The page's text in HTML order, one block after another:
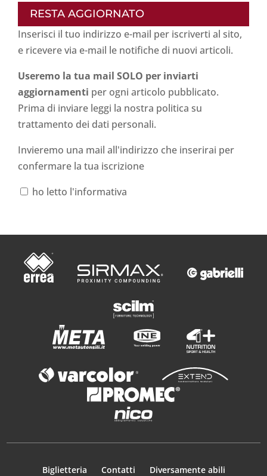
RESTA AGGIORNATO
Inserisci il tuo indirizzo e-mail per iscriverti al sito,
e ricevere via e-mail le notifiche di nuovi articoli.
Useremo la tua mail SOLO per inviarti
aggiornamenti per ogni articolo pubblicato.
Prima di inviare leggi la nostra politica su
trattamento dei dati personali.
Invieremo una mail all'indirizzo che inserirai per
confermare la tua iscrizione
ho letto l'informativa
Biglietteria Contatti Diversamente abili